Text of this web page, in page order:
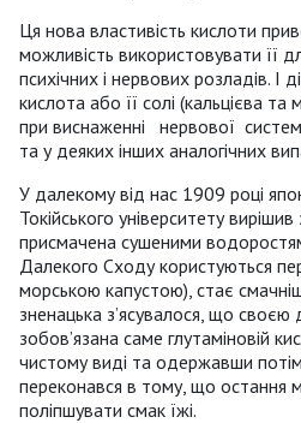
Ця нова властивість кислоти
можливість використовувати її
психічних і нервових розладів. І
кислота або її солі (кальцієва та
при виснаженні нервової
та у деяких інших аналогічних
У далекому від нас 1909 році
Токійського університету вирішив
присмачена сушеними
Далекого Сходу користуються
морською капустою), стає
зненацька з’ясувалося, що своєю
зобов’язана саме глутаміновій
чистому виді та одержавши потім
переконався в тому, що остання
поліпшувати смак їжі.